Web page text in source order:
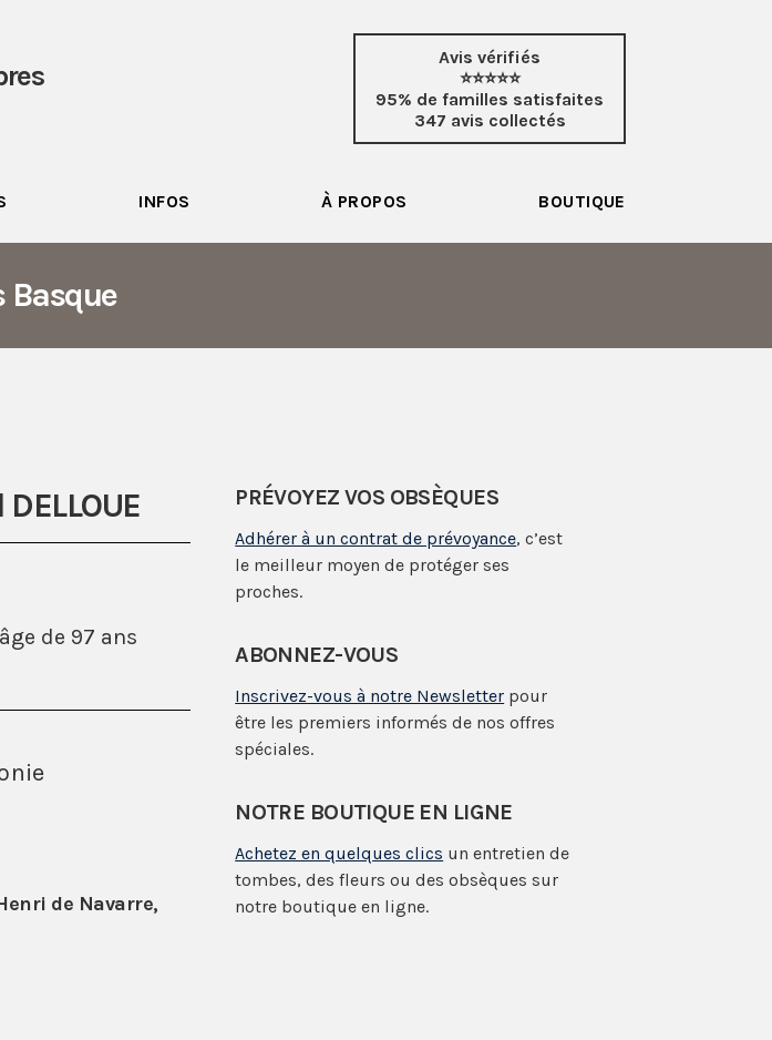
Avis vérifiés
⭐⭐⭐⭐⭐
95% de familles satisfaites
347 avis collectés
INFOS À PROPOS BOUTIQUE
Basque
de 97 ans
de Navarre,
PRÉVOYEZ VOS OBSÈQUES
Adhérer à un contrat de prévoyance, c’est
le meilleur moyen de protéger ses
proches.
ABONNEZ-VOUS
Inscrivez-vous à notre Newsletter pour
être les premiers informés de nos offres
spéciales.
NOTRE BOUTIQUE EN LIGNE
Achetez en quelques clics un entretien de
tombes, des fleurs ou des obsèques sur
notre boutique en ligne.